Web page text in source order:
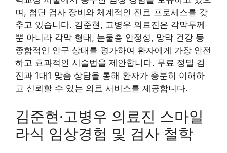
며, 첨단 검사 장비와 체계적인 진료 프로세스를 갖
추고 있습니다. 김준현, 고병우 의료진은 각막두께
뿐 아니라 각막 형태, 눈물층 안정성, 망막 건강 등
종합적인 안구 상태를 평가하여 환자에게 가장 안전
하고 효과적인 시술법을 제안합니다. 무료 정밀 검
진과 1대1 맞춤 상담을 통해 환자가 충분히 이해하
고 신뢰할 수 있는 의료 서비스를 제공합니다.
김준현·고병우 의료진 스마일
라식 임상경험 및 검사 철학